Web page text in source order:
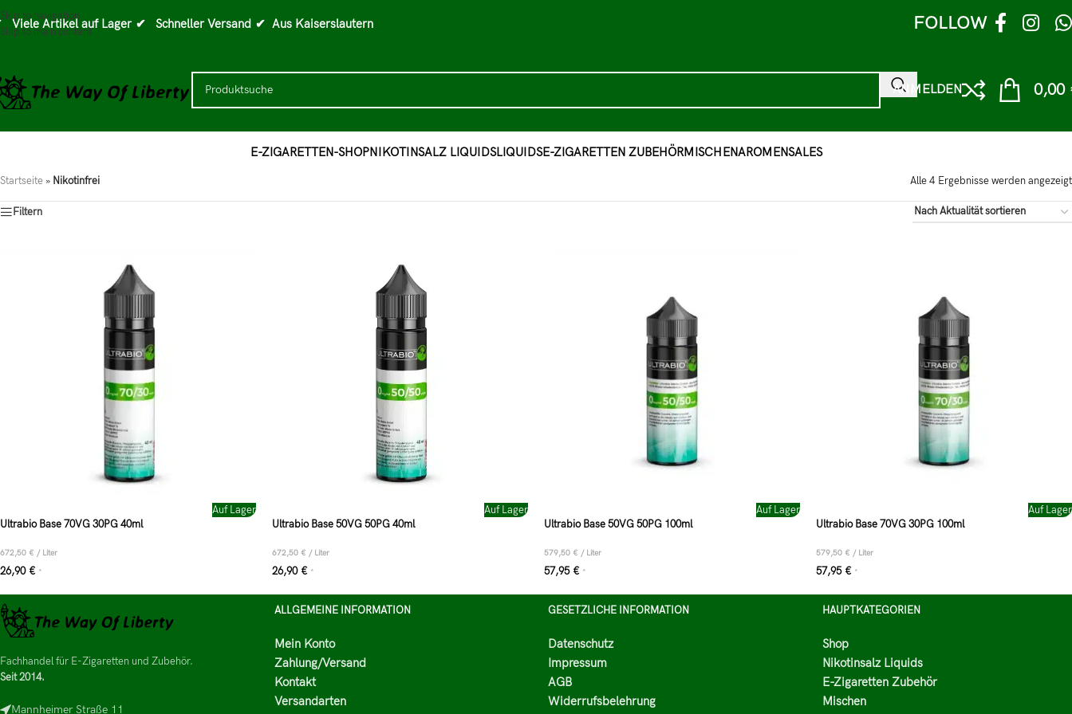
Skip to navigation
Skip to main content
Viele Artikel auf Lager ✔ Schneller Versand ✔ Aus Kaiserslautern FOLLOW
ANMELDEN 0,00
E-ZIGARETTEN-SHOPNIKOTINSALZ LIQUIDSLIQUIDSE-ZIGARETTEN ZUBEHÖRMISCHENAROMENSALES
Startseite » Nikotinfrei Alle 4 Ergebnisse werden angezeigt
Filtern
Auf Lager
Ultrabio Base 70VG 30PG 40ml
672,50 € / Liter
26,90 € *
Auf Lager
Ultrabio Base 50VG 50PG 40ml
672,50 € / Liter
26,90 € *
Auf Lager
Ultrabio Base 50VG 50PG 100ml
579,50 € / Liter
57,95 € *
Auf Lager
Ultrabio Base 70VG 30PG 100ml
579,50 € / Liter
57,95 € *
Fachhandel für E-Zigaretten und Zubehör.
Seit 2014.
Mannheimer Straße 11
ALLGEMEINE INFORMATION
Mein Konto
Zahlung/Versand
Kontakt
Versandarten
GESETZLICHE INFORMATION
Datenschutz
Impressum
AGB
Widerrufsbelehrung
HAUPTKATEGORIEN
Shop
Nikotinsalz Liquids
E-Zigaretten Zubehör
Mischen